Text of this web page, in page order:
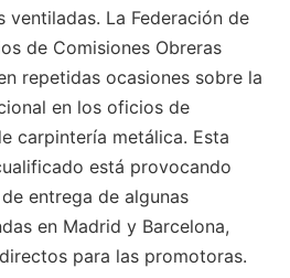
ventiladas. La Federación de
de Comisiones Obreras
repetidas ocasiones sobre la
en los oficios de
carpintería metálica. Esta
está provocando
entrega de algunas
en Madrid y Barcelona,
para las promotoras.